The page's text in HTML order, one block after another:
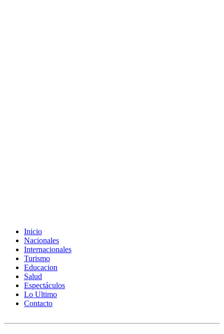
Inicio
Nacionales
Internacionales
Turismo
Educacion
Salud
Espectáculos
Lo Ultimo
Contacto